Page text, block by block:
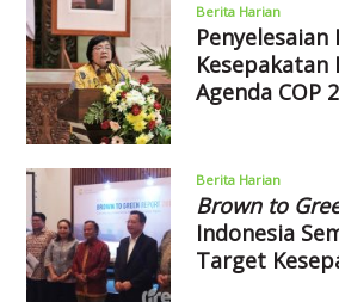
Berita Harian
Kesepakatan
Agenda COP
Berita Harian
Brown to
Indonesia
Target